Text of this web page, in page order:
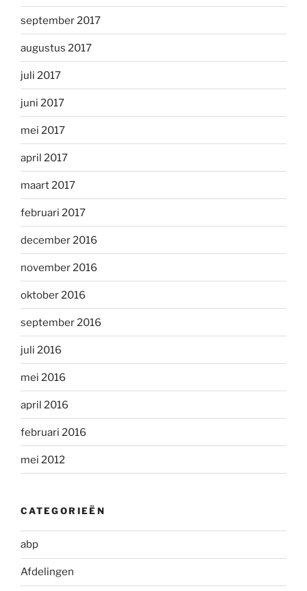
september 2017
augustus 2017
juli 2017
juni 2017
mei 2017
april 2017
maart 2017
februari 2017
december 2016
november 2016
oktober 2016
september 2016
juli 2016
mei 2016
april 2016
februari 2016
mei 2012
CATEGORIEËN
abp
Afdelingen